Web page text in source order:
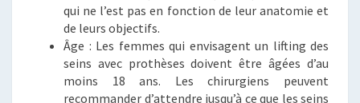
qui ne l’est pas en fonction de leur anatomie et
de leurs objectifs.
Âge : Les femmes qui envisagent un lifting des
seins avec prothèses doivent être âgées d’au
moins 18 ans. Les chirurgiens peuvent
recommander d’attendre jusqu’à ce que les seins